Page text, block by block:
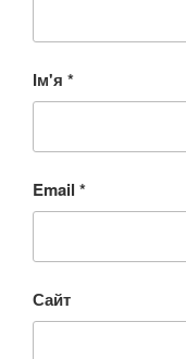
Ім'я *
Email *
Сайт